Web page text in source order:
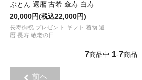
ぶとん 還暦 古希 傘寿 白寿
20,000円(税込22,000円)
長寿御祝 プレゼント ギフト 着物 還
暦 長寿 敬老の日
7商品中 1-7商品
前へ